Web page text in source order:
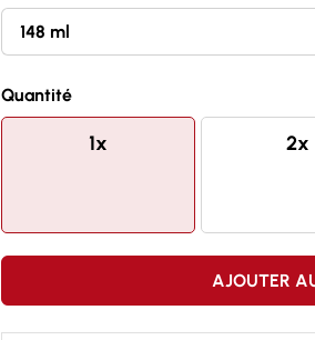
Piment habanero fumé
Recette artisanale
Quantité
1x 2x
AJOUTER